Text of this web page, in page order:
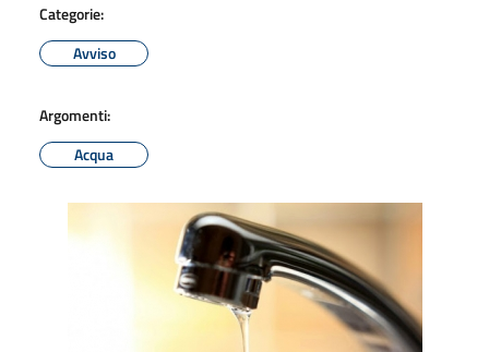
Categorie:
Avviso
Argomenti:
Acqua